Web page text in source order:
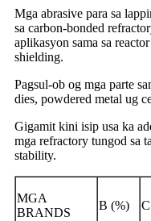
Mga abrasive para sa
sa carbon-bonded
aplikasyon sama sa
shielding.
Pagsul-ob og mga parte
dies, powdered metal ug
Gigamit kini isip usa ka
mga refractory tungod sa
stability.
MGA
BRANDS
B (%)